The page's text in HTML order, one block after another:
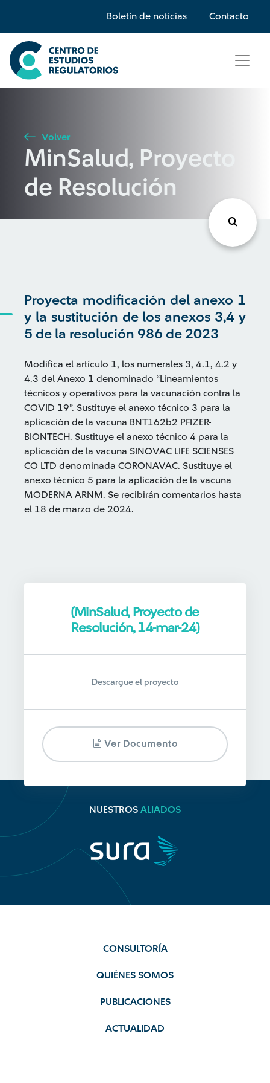
Boletín de noticias Contacto
Búsqueda
Seleccione país
Buscar
Volver
MinSalud, Proyecto
de Resolución
Proyecta modificación del anexo 1
y la sustitución de los anexos 3,4 y
5 de la resolución 986 de 2023
Modifica el artículo 1, los numerales 3, 4.1, 4.2 y
4.3 del Anexo 1 denominado “Lineamientos
técnicos y operativos para la vacunación contra la
COVID 19”. Sustituye el anexo técnico 3 para la
aplicación de la vacuna BNT162b2 PFIZER-
BIONTECH. Sustituye el anexo técnico 4 para la
aplicación de la vacuna SINOVAC LIFE SCIENSES
CO LTD denominada CORONAVAC. Sustituye el
anexo técnico 5 para la aplicación de la vacuna
MODERNA ARNM. Se recibirán comentarios hasta
el 18 de marzo de 2024.
(MinSalud, Proyecto de
Resolución, 14-mar-24)
Descargue el proyecto
Ver Documento
NUESTROS ALIADOS
CONSULTORÍA
QUIÉNES SOMOS
PUBLICACIONES
ACTUALIDAD